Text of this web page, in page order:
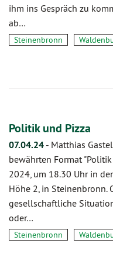
ihm ins Gespräch zu
ab…
Steinenbronn
Politik und Pizza
07.04.24 - Matthias
bewährten Format
2024, um 18.30 Uhr in
Höhe 2, in
gesellschaftliche
oder…
Steinenbronn